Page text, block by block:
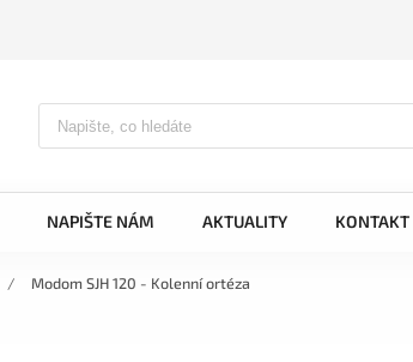
NAPIŠTE NÁM AKTUALITY KONTAKT
/ Modom SJH 120 - Kolenní ortéza